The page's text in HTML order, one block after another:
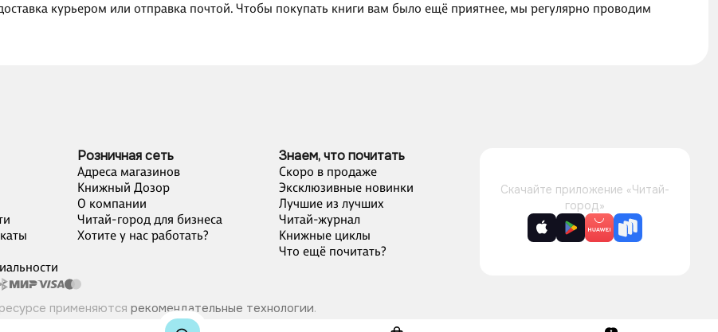
курьером или отправка почтой. Чтобы покупать книги вам было ещё приятнее, мы регулярно проводим
Розничная сеть
Адреса магазинов
Книжный Дозор
О компании
Читай-город для бизнеса
Хотите у нас работать?
Знаем, что почитать
Скоро в продаже
Эксклюзивные новинки
Лучшие из лучших
Читай-журнал
Книжные циклы
Что ещё почитать?
применяются рекомендательные технологии.
Скачайте приложение «Читай-
город»